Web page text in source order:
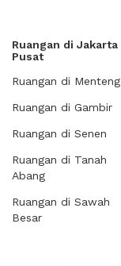
Ruangan di Jakarta
Pusat
Ruangan di Menteng
Ruangan di Gambir
Ruangan di Senen
Ruangan di Tanah
Abang
Ruangan di Sawah
Besar